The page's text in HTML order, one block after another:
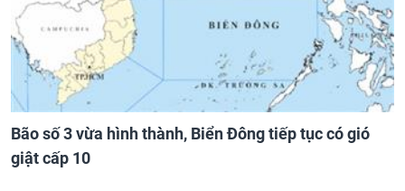
Bão số 3 vừa hình thành, Biển Đông tiếp tục có gió
giật cấp 10